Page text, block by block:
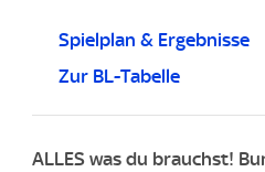
Spielplan & Ergebnisse
Zur BL-Tabelle
ALLES was du brauchst!